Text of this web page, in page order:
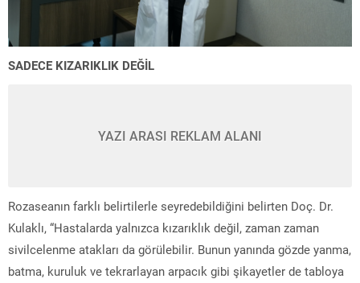
SADECE KIZARIKLIK DEĞİL
YAZI ARASI REKLAM ALANI
Rozaseanın farklı belirtilerle seyredebildiğini belirten Doç. Dr.
Kulaklı, “Hastalarda yalnızca kızarıklık değil, zaman zaman
sivilcelenme atakları da görülebilir. Bunun yanında gözde yanma,
batma, kuruluk ve tekrarlayan arpacık gibi şikayetler de tabloya